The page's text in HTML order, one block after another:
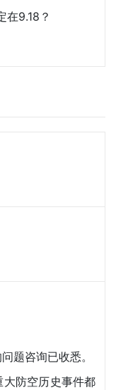
在9.18？
咨询已收悉。
防空历史事件都